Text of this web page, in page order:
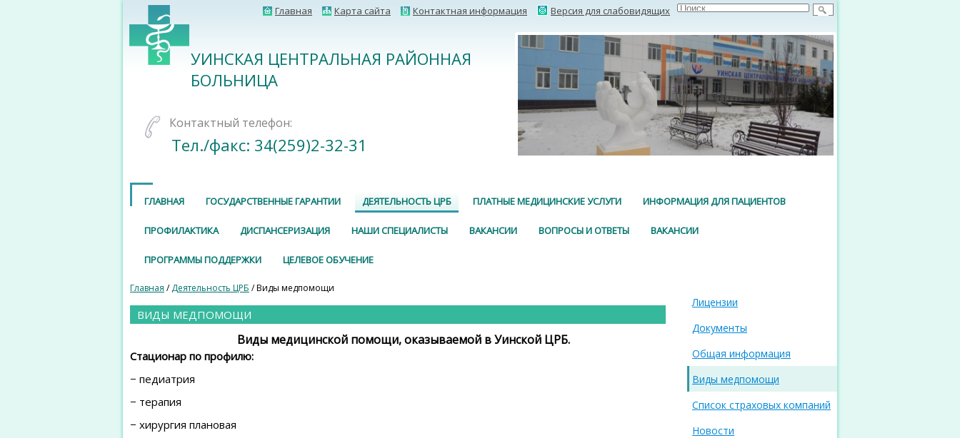
Главная Карта сайта Контактная информация Версия для слабовидящих
УИНСКАЯ ЦЕНТРАЛЬНАЯ РАЙОННАЯ
БОЛЬНИЦА
Контактный телефон:
Тел./факс: 34(259)2-32-31
ГЛАВНАЯ ГОСУДАРСТВЕННЫЕ ГАРАНТИИ ДЕЯТЕЛЬНОСТЬ ЦРБ ПЛАТНЫЕ МЕДИЦИНСКИЕ УСЛУГИ ИНФОРМАЦИЯ ДЛЯ ПАЦИЕНТОВ
ПРОФИЛАКТИКА ДИСПАНСЕРИЗАЦИЯ НАШИ СПЕЦИАЛИСТЫ ВАКАНСИИ ВОПРОСЫ И ОТВЕТЫ ВАКАНСИИ
ПРОГРАММЫ ПОДДЕРЖКИ ЦЕЛЕВОЕ ОБУЧЕНИЕ
Главная /Деятельность ЦРБ / Виды медпомощи
ВИДЫ МЕДПОМОЩИ
Виды медицинской помощи, оказываемой в Уинской ЦРБ.
Стационар по профилю:
− педиатрия
− терапия
− хирургия плановая
Лицензии
Документы
Общая информация
Виды медпомощи
Список страховых компаний
Новости